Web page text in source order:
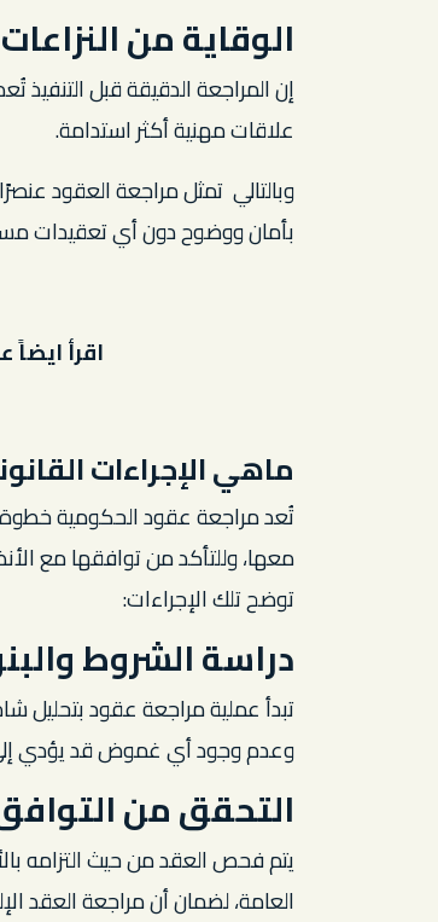
الوقاية من
إن المراجعة الدقيقة قبل التنفيذ
علاقات مهنية أكثر استدامة.
وبالتالي تمثل مراجعة العقود
بأمان ووضوح دون أي تعقيدات
اقرأ ايضاً
ماهي الإجراءات
تُعد مراجعة عقود الحكومية خطوة
معها، وللتأكد من توافقها مع
توضح تلك الإجراءات:
دراسة الشروط
تبدأ عملية مراجعة عقود بتحليل
وعدم وجود أي غموض قد يؤدي
التحقق من
يتم فحص العقد من حيث التزامه
العامة، لضمان أن مراجعة العقد